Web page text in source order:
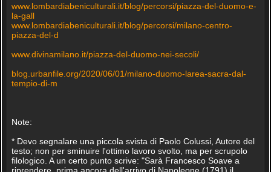
www.lombardiabeniculturali.it/blog/percorsi/piazza-del-duomo-e-
la-gall
www.lombardiabeniculturali.it/blog/percorsi/milano-centro-
piazza-del-d
www.divinamilano.it/piazza-del-duomo-nei-secoli/
blog.urbanfile.org/2020/06/01/milano-duomo-larea-sacra-dal-
tempio-di-m
Note:
* Devo segnalare una piccola svista di Paolo Colussi, Autore del
testo; non per sminuire l'ottimo lavoro svolto, ma per scrupolo
filologico. A un certo punto scrive: "Sarà Francesco Soave a